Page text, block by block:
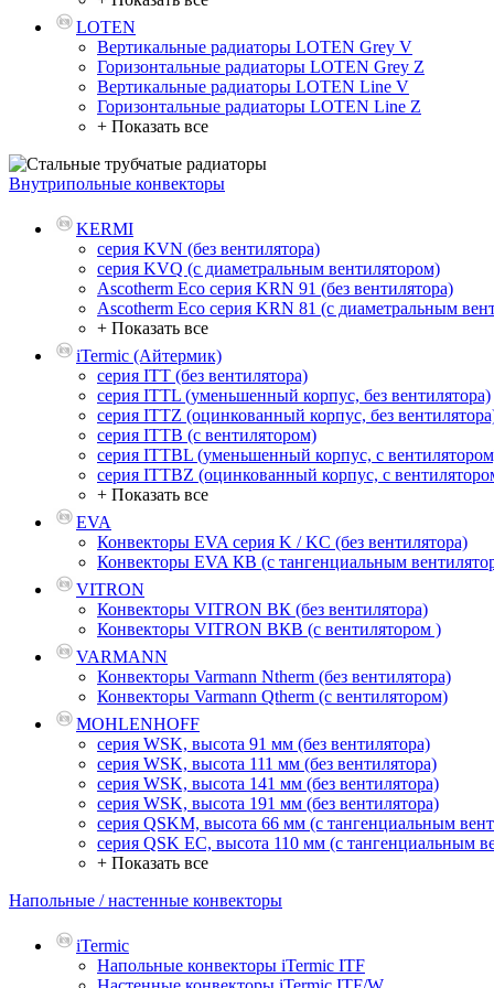
LOTEN
Вертикальные радиаторы LOTEN Grey V
Горизонтальные радиаторы LOTEN Grey Z
Вертикальные радиаторы LOTEN Line V
Горизонтальные радиаторы LOTEN Line Z
+ Показать все
Внутрипольные конвекторы
KERMI
серия KVN (без вентилятора)
серия KVQ (с диаметральным вентилятором)
Ascotherm Eco серия KRN 91 (без вентилятора)
Ascotherm Eco серия KRN 81 (с диаметральным
+ Показать все
iTermic (Айтермик)
серия ITT (без вентилятора)
серия ITTL (уменьшенный корпус, без вентилятора)
серия ITTZ (оцинкованный корпус, без
серия ITTB (с вентилятором)
серия ITTBL (уменьшенный корпус, с
серия ITTBZ (оцинкованный корпус, с
+ Показать все
EVA
Конвекторы EVA серия K / KC (без вентилятора)
Конвекторы EVA КВ (с тангенциальным
VITRON
Конвекторы VITRON ВК (без вентилятора)
Конвекторы VITRON ВКВ (с вентилятором )
VARMANN
Конвекторы Varmann Ntherm (без вентилятора)
Конвекторы Varmann Qtherm (с вентилятором)
MOHLENHOFF
серия WSK, высота 91 мм (без вентилятора)
серия WSK, высота 111 мм (без вентилятора)
серия WSK, высота 141 мм (без вентилятора)
серия WSK, высота 191 мм (без вентилятора)
серия QSKM, высота 66 мм (с тангенциальным
серия QSK EC, высота 110 мм (с тангенциальным
+ Показать все
Напольные / настенные конвекторы
iTermic
Напольные конвекторы iTermic ITF